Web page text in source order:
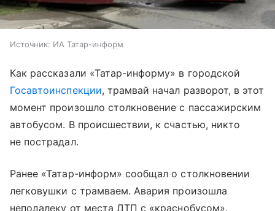
Источник: ИА Татар-информ
Как рассказали «Татар-информу» в городской
Госавтоинспекции, трамвай начал разворот, в этот
момент произошло столкновение с пассажирским
автобусом. В происшествии, к счастью, никто
не пострадал.
Ранее «Татар-информ» сообщал о столкновении
легковушки с трамваем. Авария произошла
неподалеку от места ДТП с «краснобусом».